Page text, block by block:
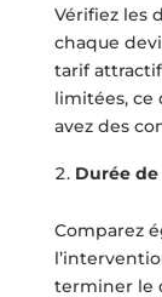
Vérifiez les
chaque
tarif
limitées, ce
avez des
Durée
Comparez
terminer le